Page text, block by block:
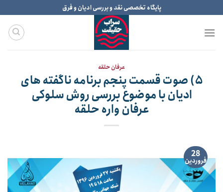
to
content
پایگاه تخصصی نقد و بررسی ادیان و فرق
عرفان حلقه
۵) صوت قسمت پنجم برنامه ناگفته های
ادیان با موضوع بررسی روش سلوکی
عرفان واره حلقه
28
فروردین